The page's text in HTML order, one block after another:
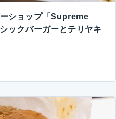
ショップ「Supreme
ックバーガーとテリヤキ